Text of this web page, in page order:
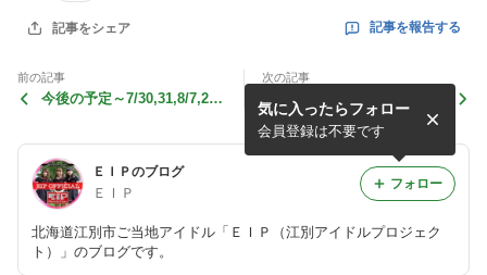
記事をシェア 記事を報告する
前の記事
今後の予定～7/30,31,8/7,21,
次の記事
今月の予定～7/23,30,31～
ＥＩＰのブログ
ＥＩＰ
北海道江別市ご当地アイドル「ＥＩＰ（江別アイドルプロジェク
ト）」のブログです。
気に入ったらフォロー
会員登録は不要です
フォロー